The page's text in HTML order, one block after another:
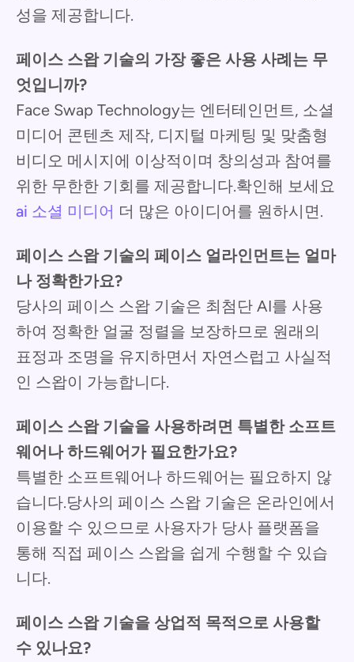
성을 제공합니다.
페이스 스왑 기술의 가장 좋은 사용 사례는 무
엇입니까?
Face Swap Technology는 엔터테인먼트, 소셜
미디어 콘텐츠 제작, 디지털 마케팅 및 맞춤형
비디오 메시지에 이상적이며 창의성과 참여를
위한 무한한 기회를 제공합니다.확인해 보세요
ai 소셜 미디어 더 많은 아이디어를 원하시면.
페이스 스왑 기술의 페이스 얼라인먼트는 얼마
나 정확한가요?
당사의 페이스 스왑 기술은 최첨단 AI를 사용
하여 정확한 얼굴 정렬을 보장하므로 원래의
표정과 조명을 유지하면서 자연스럽고 사실적
인 스왑이 가능합니다.
페이스 스왑 기술을 사용하려면 특별한 소프트
웨어나 하드웨어가 필요한가요?
특별한 소프트웨어나 하드웨어는 필요하지 않
습니다.당사의 페이스 스왑 기술은 온라인에서
이용할 수 있으므로 사용자가 당사 플랫폼을
통해 직접 페이스 스왑을 쉽게 수행할 수 있습
니다.
페이스 스왑 기술을 상업적 목적으로 사용할
수 있나요?